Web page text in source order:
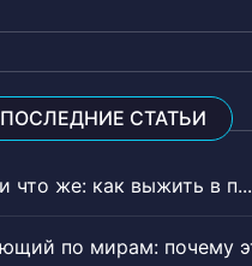
ПОСЛЕДНИЕ СТАТЬИ
что же: как выжить в п...